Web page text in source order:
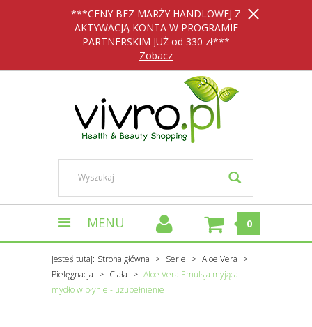
***CENY BEZ MARŻY HANDLOWEJ Z
AKTYWACJĄ KONTA W PROGRAMIE
PARTNERSKIM JUŻ od 330 zł***
Zobacz
MENU 0
Jesteś tutaj: Strona główna Serie
Aloe Vera
Pielęgnacja
Ciała
Aloe Vera Emulsja myjąca -
mydło w płynie - uzupełnienie